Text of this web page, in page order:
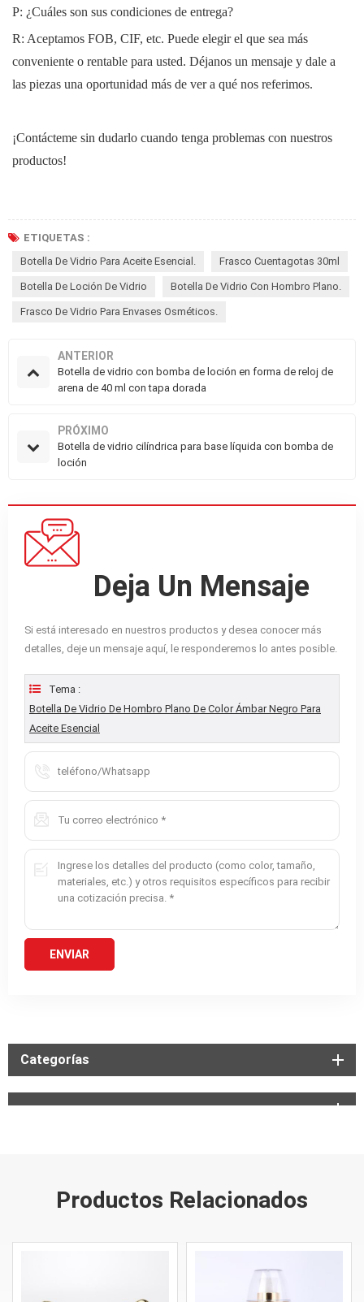
P: ¿Cuáles son sus condiciones de entrega?
R: Aceptamos FOB, CIF, etc. Puede elegir el que sea más
conveniente o rentable para usted. Déjanos un mensaje y dale a
las piezas una oportunidad más de ver a qué nos referimos.
¡Contácteme sin dudarlo cuando tenga problemas con nuestros
productos!
ETIQUETAS :
Botella De Vidrio Para Aceite Esencial.
Frasco Cuentagotas 30ml
Botella De Loción De Vidrio Botella De Vidrio Con Hombro Plano.
Frasco De Vidrio Para Envases Osméticos.
ANTERIOR
Botella de vidrio con bomba de loción en forma de reloj de
arena de 40 ml con tapa dorada
PRÓXIMO
Botella de vidrio cilíndrica para base líquida con bomba de
loción
Deja Un Mensaje
Si está interesado en nuestros productos y desea conocer más
detalles, deje un mensaje aquí, le responderemos lo antes posible.
Tema :
Botella De Vidrio De Hombro Plano De Color Ámbar Negro Para
Aceite Esencial
Categorías
Productos Relacionados